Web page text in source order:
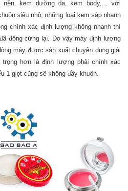
nền, kem dưỡng da, kem body,… với
siêu nhỏ, những loại kem sáp nhanh
chính xác định lượng không nhanh thì
đông cứng lại. Do vậymáy định lượng
máy được sản xuất chuyên dụng giải
hơn là định lượng phải chính xác
1 giọt cũng sẽ không đầy khuôn.